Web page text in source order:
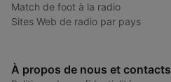
Match de foot à la radio
Sites Web de radio par pays
À propos de nous et contacts